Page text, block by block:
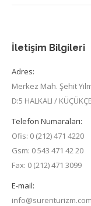
İletişim Bilgileri
Adres:
Merkez Mah. Şehit
D:5 HALKALI /
Telefon Numaraları:
Ofis: 0 (212) 471 4220
Gsm: 0 543 471 42 20
Fax: 0 (212) 471 3099
E-mail: